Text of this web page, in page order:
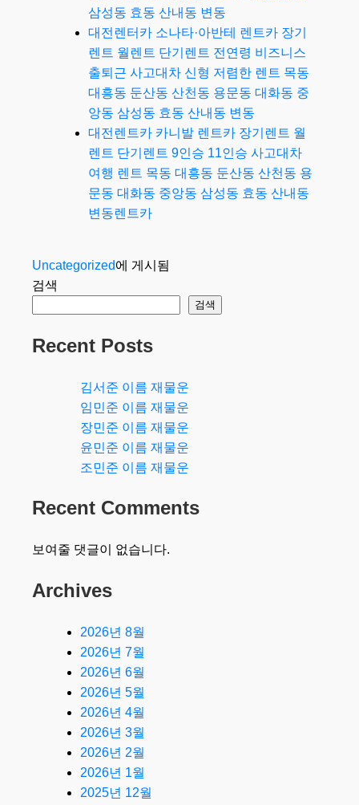
삼성동 효동 산내동 변동
대전렌터카 소나타·아반테 렌트카 장기
렌트 월렌트 단기렌트 전연령 비즈니스
출퇴근 사고대차 신형 저렴한 렌트 목동
대흥동 둔산동 산천동 용문동 대화동 중
앙동 삼성동 효동 산내동 변동
대전렌트카 카니발 렌트카 장기렌트 월
렌트 단기렌트 9인승 11인승 사고대차
여행 렌트 목동 대흥동 둔산동 산천동 용
문동 대화동 중앙동 삼성동 효동 산내동
변동렌트카
Uncategorized에 게시됨
검색
검색
Recent Posts
김서준 이름 재물운
임민준 이름 재물운
장민준 이름 재물운
윤민준 이름 재물운
조민준 이름 재물운
Recent Comments
보여줄 댓글이 없습니다.
Archives
2026년 8월
2026년 7월
2026년 6월
2026년 5월
2026년 4월
2026년 3월
2026년 2월
2026년 1월
2025년 12월